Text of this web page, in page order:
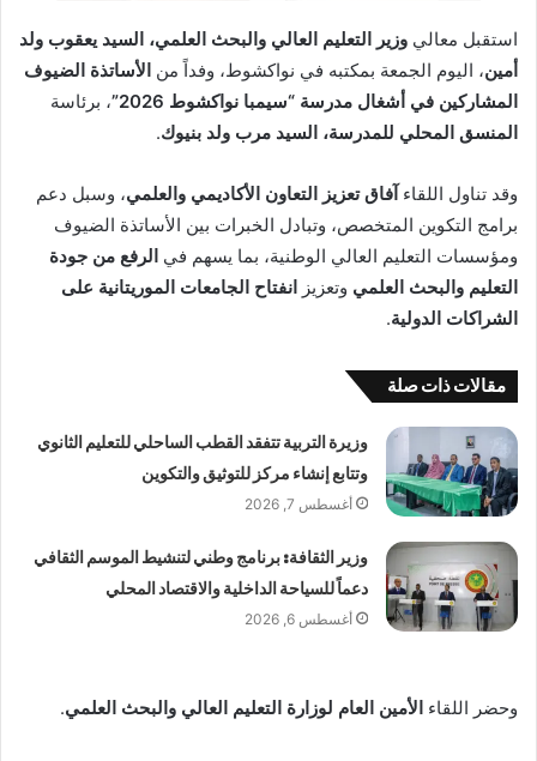
استقبل معالي وزير التعليم العالي والبحث العلمي، السيد يعقوب ولد
أمين، اليوم الجمعة بمكتبه في نواكشوط، وفداً من الأساتذة الضيوف
المشاركين في أشغال مدرسة “سيمبا نواكشوط 2026”
، برئاسة
المنسق المحلي للمدرسة، السيد مرب ولد بنيوك.
وقد تناول اللقاءآفاق تعزيز التعاون الأكاديمي والعلمي، وسبل دعم
برامج التكوين المتخصص، وتبادل الخبرات بين الأساتذة الضيوف
ومؤسسات التعليم العالي الوطنية، بما يسهم في الرفع من جودة
التعليم والبحث العلمي وتعزيز انفتاح الجامعات الموريتانية على
الشراكات الدولية.
مقالات ذات صلة
وزيرة التربية تتفقد القطب الساحلي للتعليم الثانوي
وتتابع إنشاء مركز للتوثيق والتكوين
أغسطس 7, 2026
وزير الثقافة: برنامج وطني لتنشيط الموسم الثقافي
دعماً للسياحة الداخلية والاقتصاد المحلي
أغسطس 6, 2026
وحضر اللقاء الأمين العام لوزارة التعليم العالي والبحث العلمي.